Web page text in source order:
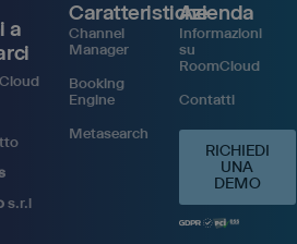
a
s.r.l
Caratteristiche
Channel
Manager
Booking
Engine
Metasearch
Azienda
Informazioni
su
RoomCloud
Contatti
RICHIEDI
UNA
DEMO